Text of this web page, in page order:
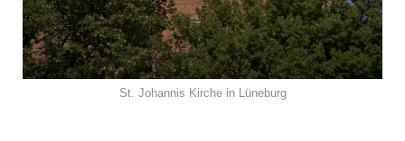
St. Johannis Kirche in Lüneburg